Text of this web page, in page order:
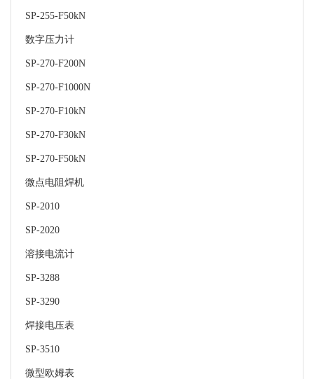
SP-255-F50kN
数字压力计
SP-270-F200N
SP-270-F1000N
SP-270-F10kN
SP-270-F30kN
SP-270-F50kN
微点电阻焊机
SP-2010
SP-2020
溶接电流计
SP-3288
SP-3290
焊接电压表
SP-3510
微型欧姆表